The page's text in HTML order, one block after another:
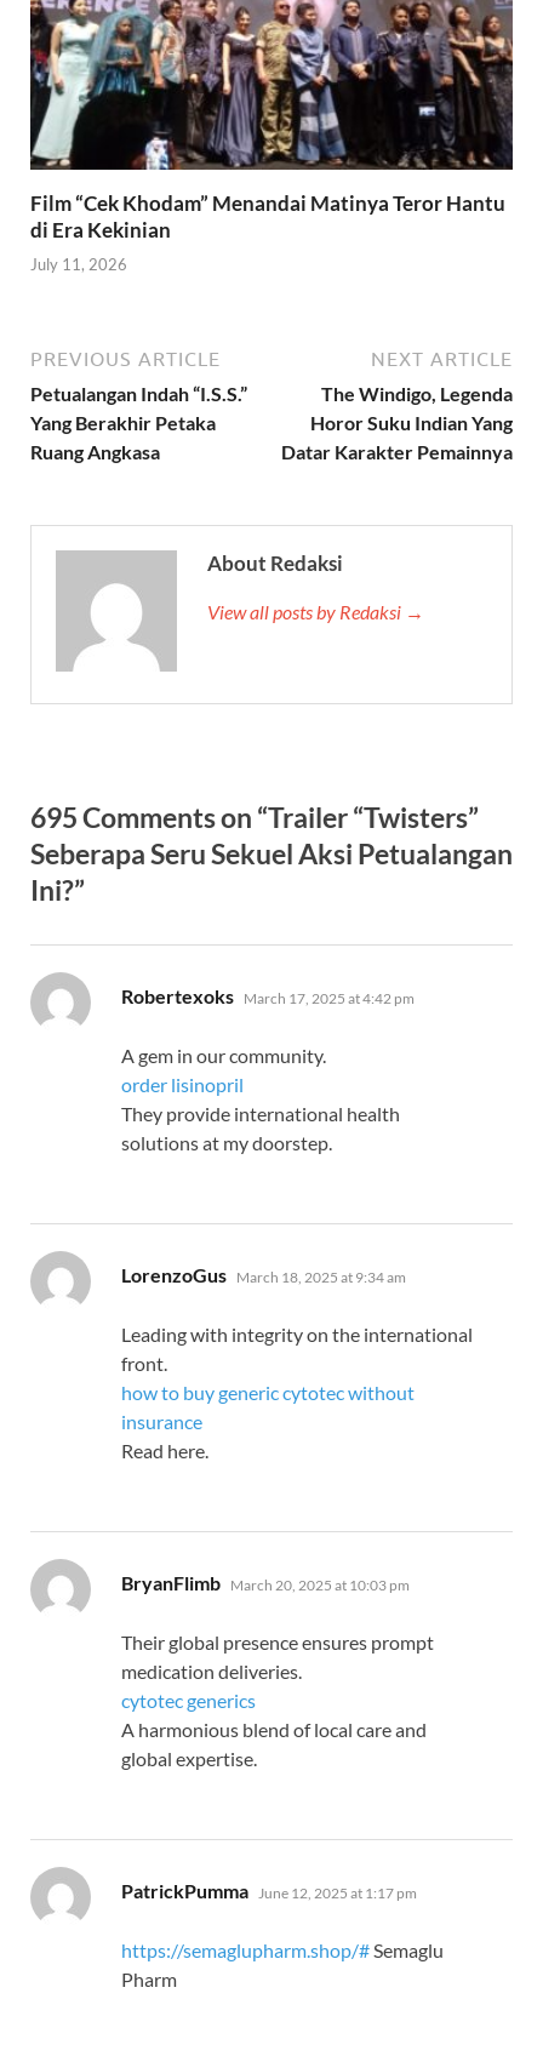
Film “Cek Khodam” Menandai Matinya Teror Hantu
di Era Kekinian
July 11, 2026
PREVIOUS ARTICLE
Petualangan Indah “I.S.S.”
Yang Berakhir Petaka
Ruang Angkasa
NEXT ARTICLE
The Windigo, Legenda
Horor Suku Indian Yang
Datar Karakter Pemainnya
About Redaksi
View all posts by Redaksi →
695 Comments on “Trailer “Twisters”
Seberapa Seru Sekuel Aksi Petualangan
Ini?”
Robertexoks says:
March 17, 2025 at 4:42 pm
A gem in our community.
order lisinopril
They provide international health
solutions at my doorstep.
LorenzoGus says:
March 18, 2025 at 9:34 am
Leading with integrity on the international
front.
how to buy generic cytotec without
insurance
Read here.
BryanFlimb says:
March 20, 2025 at 10:03 pm
Their global presence ensures prompt
medication deliveries.
cytotec generics
A harmonious blend of local care and
global expertise.
PatrickPumma says:
June 12, 2025 at 1:17 pm
https://semaglupharm.shop/#Semaglu
Pharm